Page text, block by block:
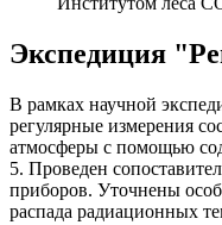
Экспедиция
В рамках научной
регулярные измерения
атмосферы с помощью
5. Проведен
приборов. Уточнены
распада радиационных